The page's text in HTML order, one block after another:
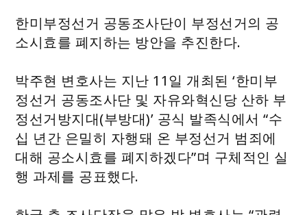
한미부정선거 공동조사단이 부정선거의 공
소시효를 폐지하는 방안을 추진한다.
박주현 변호사는 지난 11일 개최된 ‘한미부
정선거 공동조사단 및 자유와혁신당 산하 부
정선거방지대(부방대)’ 공식 발족식에서 “수
십 년간 은밀히 자행돼 온 부정선거 범죄에
대해 공소시효를 폐지하겠다”며 구체적인 실
행 과제를 공표했다.